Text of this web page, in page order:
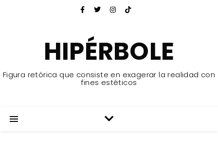
HIPÉRBOLE
Figura retórica que consiste en exagerar la realidad con
fines estéticos